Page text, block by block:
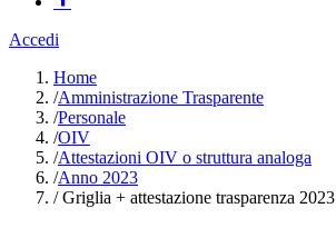
Accedi
Home
/Amministrazione Trasparente
/Personale
/OIV
/Attestazioni OIV o struttura analoga
/Anno 2023
/Griglia + attestazione trasparenza 2023